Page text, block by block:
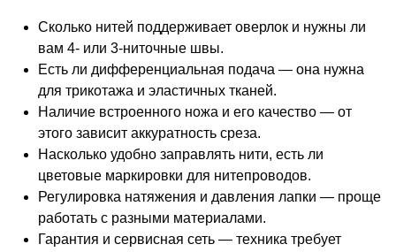
Сколько нитей поддерживает оверлок и нужны ли
вам 4‑ или 3‑ниточные швы.
Есть ли дифференциальная подача — она нужна
для трикотажа и эластичных тканей.
Наличие встроенного ножа и его качество — от
этого зависит аккуратность среза.
Насколько удобно заправлять нити, есть ли
цветовые маркировки для нитепроводов.
Регулировка натяжения и давления лапки — проще
работать с разными материалами.
Гарантия и сервисная сеть — техника требует